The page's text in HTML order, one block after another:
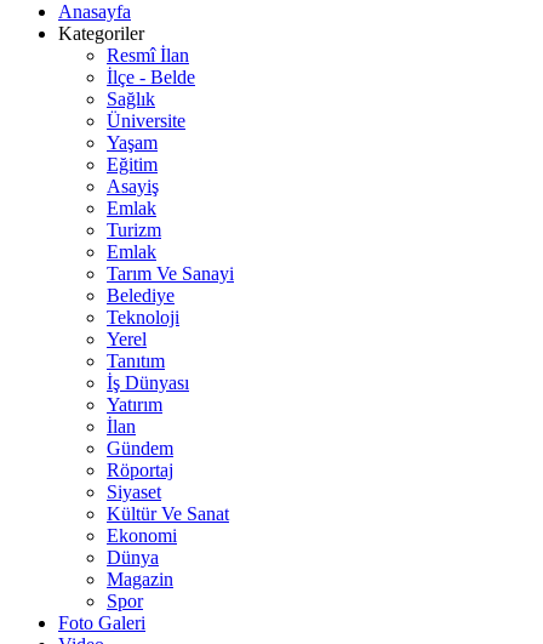
Anasayfa
Kategoriler
Resmî İlan
İlçe - Belde
Sağlık
Üniversite
Yaşam
Eğitim
Asayiş
Emlak
Turizm
Emlak
Tarım Ve Sanayi
Belediye
Teknoloji
Yerel
Tanıtım
İş Dünyası
Yatırım
İlan
Gündem
Röportaj
Siyaset
Kültür Ve Sanat
Ekonomi
Dünya
Magazin
Spor
Foto Galeri